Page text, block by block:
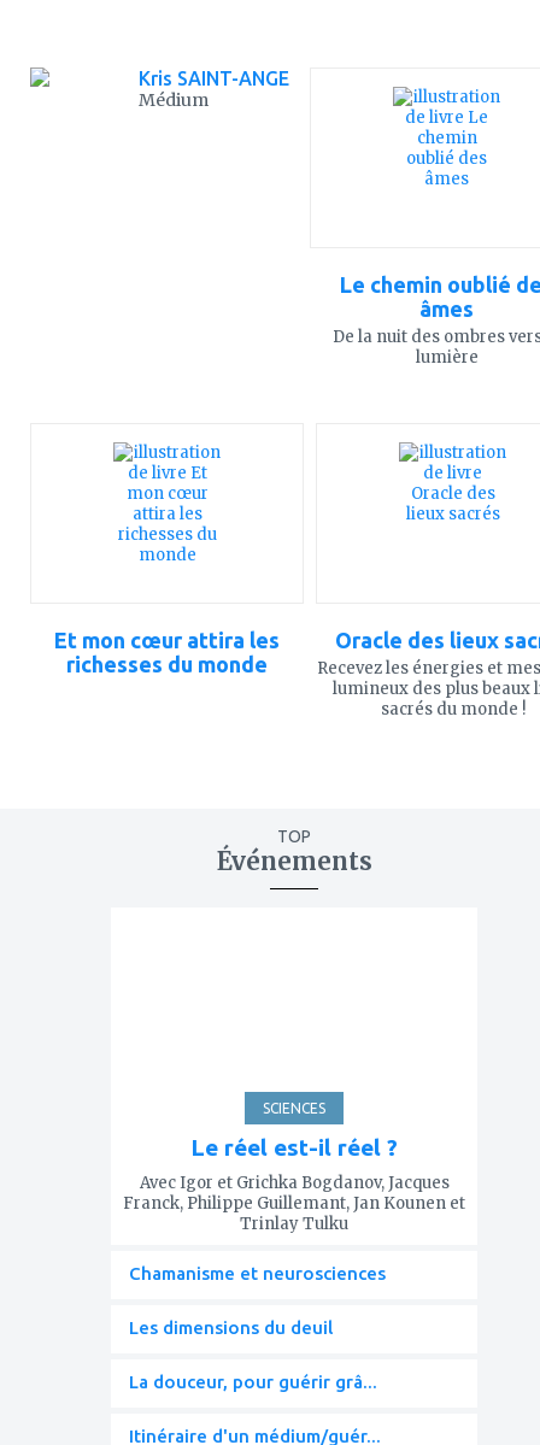
Kris SAINT-ANGE
Médium
Le chemin oublié
âmes
De la nuit des ombres
lumière
Et mon cœur attira les
richesses du monde
Oracle des lieux
Recevez les énergies et
lumineux des plus beaux
sacrés du monde !
TOP
Événements
SCIENCES
Le réel est-il réel ?
Avec Igor et Grichka Bogdanov, Jacques
Franck, Philippe Guillemant, Jan Kounen et
Trinlay Tulku
Chamanisme et neurosciences
Les dimensions du deuil
La douceur, pour guérir grâ...
Itinéraire d'un médium/guér...